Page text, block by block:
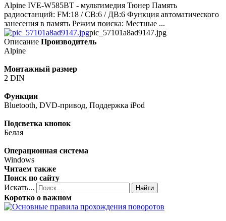
Alpine IVE-W585BT - мультимедия Тюнер Память
радиостанций: FM:18 / СВ:6 / ДВ:6 Функция автоматического
занесения в память Режим поиска: Местные ...
pic_57101a8ad9147.jpg
Описание Производитель
Alpine
Монтажный размер
2 DIN
Функции
Bluetooth, DVD-привод, Поддержка iPod
Подсветка кнопок
Белая
Операционная система
Windows
Читаем также
Поиск по сайту
Искать...
Найти
Коротко о важном